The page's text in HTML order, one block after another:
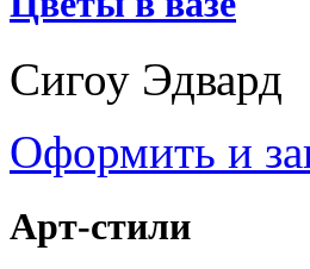
Сигоу Эдвард
Оформить и
Арт-стили